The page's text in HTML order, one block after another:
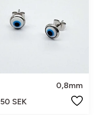
0,8mm
50 SEK